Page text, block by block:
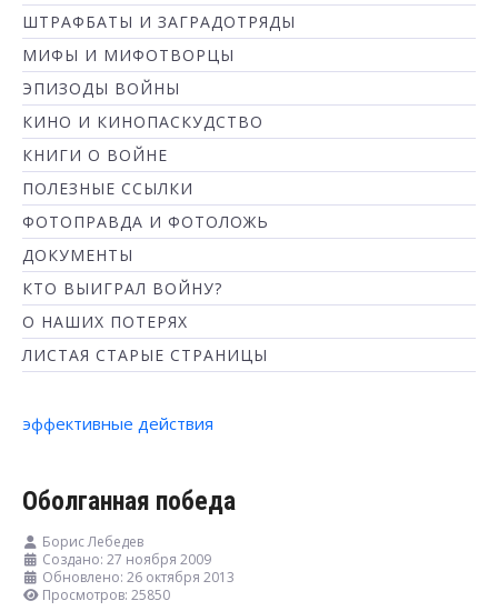
ШТРАФБАТЫ И ЗАГРАДОТРЯДЫ
МИФЫ И МИФОТВОРЦЫ
ЭПИЗОДЫ ВОЙНЫ
КИНО И КИНОПАСКУДСТВО
КНИГИ О ВОЙНЕ
ПОЛЕЗНЫЕ ССЫЛКИ
ФОТОПРАВДА И ФОТОЛОЖЬ
ДОКУМЕНТЫ
КТО ВЫИГРАЛ ВОЙНУ?
О НАШИХ ПОТЕРЯХ
ЛИСТАЯ СТАРЫЕ СТРАНИЦЫ
эффективные действия
Оболганная победа
Борис Лебедев
Создано: 27 ноября 2009
Обновлено: 26 октября 2013
Просмотров: 25850